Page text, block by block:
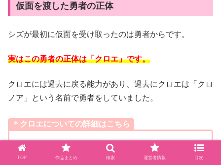
仮面を渡した勇者の正体
シズが最初に仮面を受け取ったのは勇者からです。
実はこの勇者の正体は「クロエ」です。
クロエには過去に戻る能力があり、過去にクロエは「クロ
ノア」という名前で勇者をしていました。
＊クロエについての詳細はこちら
・ クロエの正体は？クロエに宿った精霊は何だった
のか？
TOP 作品まとめ 検索 運営者情報 目次